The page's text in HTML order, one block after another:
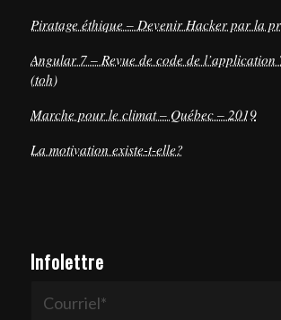
Piratage éthique – Devenir Hacker par la
Angular 7 – Revue de code de l’application
(toh)
Marche pour le climat – Québec – 2019
La motivation existe-t-elle?
Infolettre